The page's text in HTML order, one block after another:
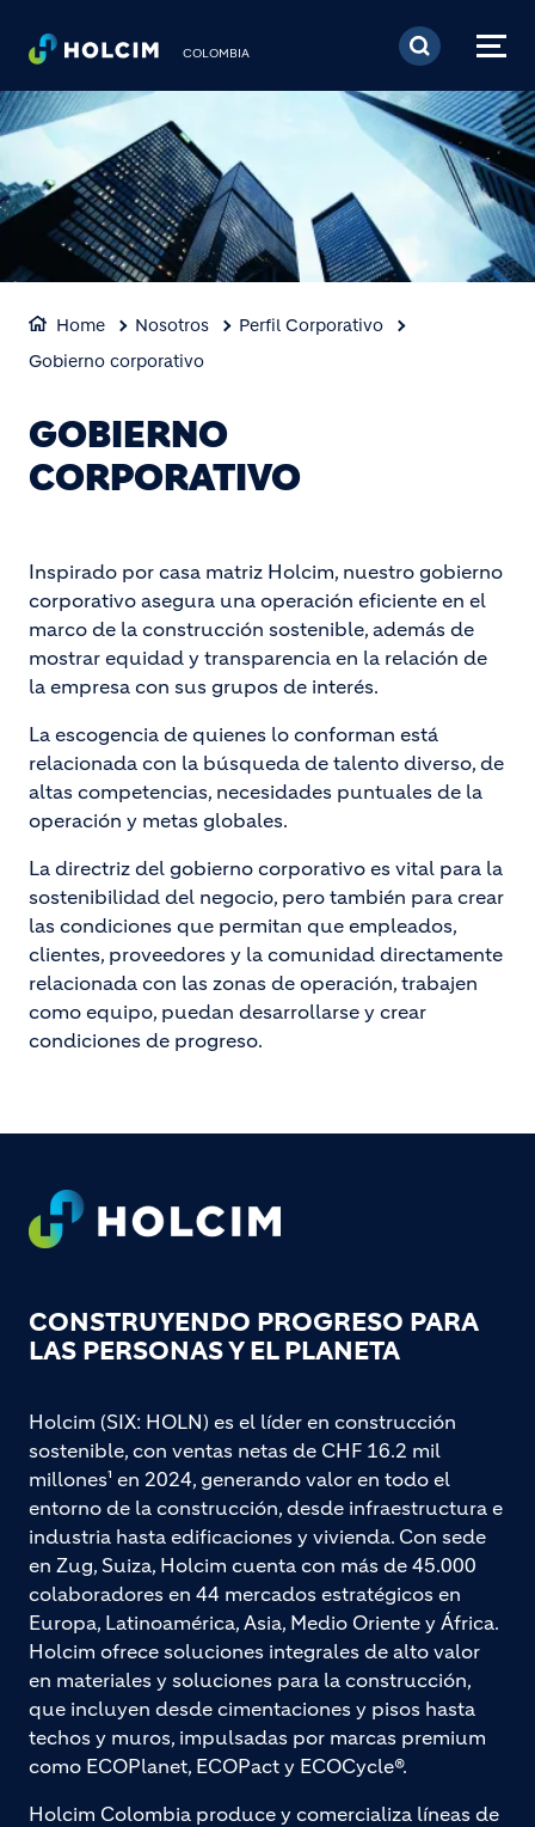
Pasar al contenido
COLOMBIA
Home Nosotros
Perfil Corporativo
Gobierno corporativo
GOBIERNO
CORPORATIVO
Inspirado por casa matriz Holcim, nuestro gobierno
corporativo asegura una operación eficiente en el
marco de la construcción sostenible, además de
mostrar equidad y transparencia en la relación de
la empresa con sus grupos de interés.
La escogencia de quienes lo conforman está
relacionada con la búsqueda de talento diverso, de
altas competencias, necesidades puntuales de la
operación y metas globales.
La directriz del gobierno corporativo es vital para la
sostenibilidad del negocio, pero también para crear
las condiciones que permitan que empleados,
clientes, proveedores y la comunidad directamente
relacionada con las zonas de operación, trabajen
como equipo, puedan desarrollarse y crear
condiciones de progreso.
Footer
CONSTRUYENDO PROGRESO PARA
LAS PERSONAS Y EL PLANETA
Holcim (SIX: HOLN) es el líder en construcción
sostenible, con ventas netas de CHF 16.2 mil
millones¹ en 2024, generando valor en todo el
entorno de la construcción, desde infraestructura e
industria hasta edificaciones y vivienda. Con sede
en Zug, Suiza, Holcim cuenta con más de 45.000
colaboradores en 44 mercados estratégicos en
Europa, Latinoamérica, Asia, Medio Oriente y África.
Holcim ofrece soluciones integrales de alto valor
en materiales y soluciones para la construcción,
que incluyen desde cimentaciones y pisos hasta
techos y muros, impulsadas por marcas premium
como ECOPlanet, ECOPact y ECOCycle®.
Holcim Colombia produce y comercializa líneas de